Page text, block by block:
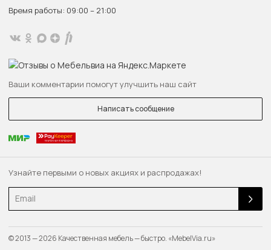
Узнайте первыми о новых акциях и распродажах!
Email
Время работы: 09:00 – 21:00
Ваши комментарии помогут улучшить наш сайт
Написать сообщение
© 2013 — 2026 Качественная мебель — быстро. «MebelVia.ru»